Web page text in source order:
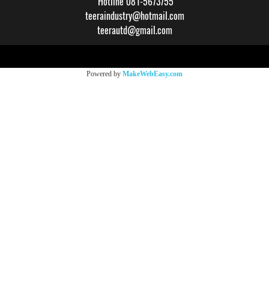
teeraindustry@hotmail.com
teerautd@gmail.com
Powered by MakeWebEasy.com